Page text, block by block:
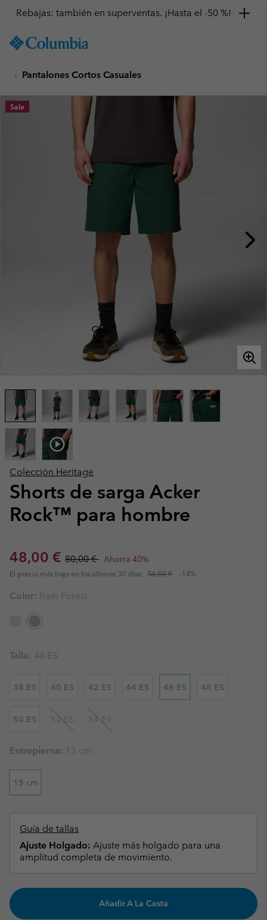
TO
SKIP
MAIN
NAV
Rebajas: también en superventas. ¡Hasta el -50 %!
Pantalones Cortos Casuales
Colección Heritage
Shorts de sarga Acker
Rock™ para hombre
Sale price:
48,00 € Regular price:
80,00 € Ahorra 40%
El precio más bajo en los últimos 30 días: 56,00 € -14%
Sale
Color: Rain Forest
Talla: 46 ES
38 ES 40 ES 42 ES 44 ES 46 ES 48 ES
50 ES 52 ES 54 ES
Entrepierna: 15 cm
15 cm
Guía de tallas
Ajuste Holgado: Ajuste más holgado para una
amplitud completa de movimiento.
Añadir A La Cesta